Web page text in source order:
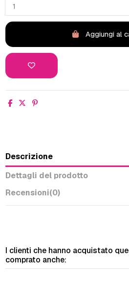
Aggiungi al
Descrizione
Dettagli del prodotto
Recensioni(0)
I clienti che hanno acquistato
comprato anche: